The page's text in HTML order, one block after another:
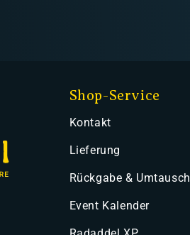
Shop-Service
Kontakt
Lieferung
Rückgabe & Umtausch
Event Kalender